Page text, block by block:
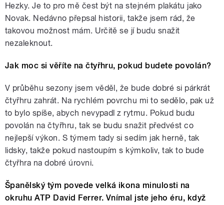
Hezky. Je to pro mě čest být na stejném plakátu jako
Novak. Nedávno přepsal historii, takže jsem rád, že
takovou možnost mám. Určitě se jí budu snažit
nezaleknout.
Jak moc si věříte na čtyřhru, pokud budete povolán?
V průběhu sezony jsem věděl, že bude dobré si párkrát
čtyřhru zahrát. Na rychlém povrchu mi to sedělo, pak už
to bylo spíše, abych nevypadl z rytmu. Pokud budu
povolán na čtyřhru, tak se budu snažit předvést co
nejlepší výkon. S týmem tady si sedím jak herně, tak
lidsky, takže pokud nastoupím s kýmkoliv, tak to bude
čtyřhra na dobré úrovni.
Španělský tým povede velká ikona minulosti na
okruhu ATP David Ferrer. Vnímal jste jeho éru, když